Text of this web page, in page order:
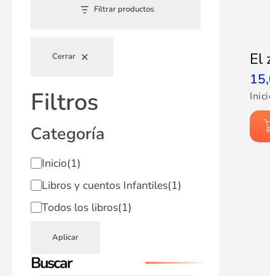
Filtrar productos
Cerrar
Filtros
Categoría
Inicio(1)
Libros y cuentos Infantiles(1)
Todos los libros(1)
Aplicar
Buscar
El